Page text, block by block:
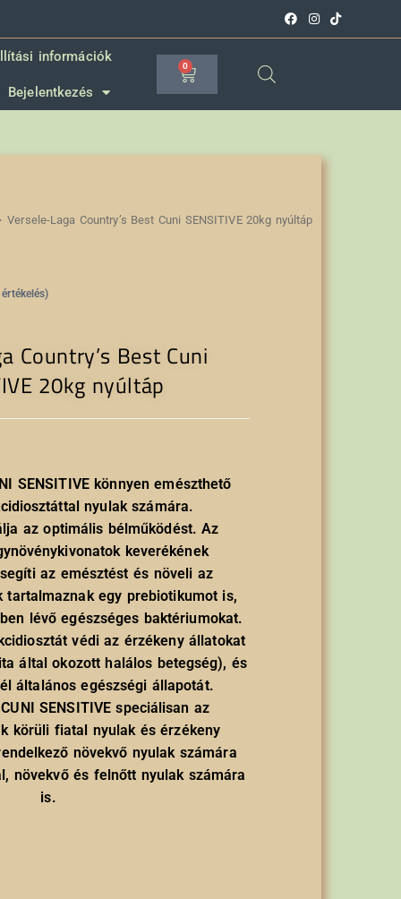
információk
Bejelentkezés
0
Versele-Laga Country’s Best Cuni SENSITIVE 20kg nyúltáp
Country’s Best Cuni
20kg nyúltáp
SENSITIVE könnyen emészthető
nyulak számára.
az optimális bélműködést. Az
keverékének
az emésztést és növeli az
tartalmaznak egy prebiotikumot is,
lévő egészséges baktériumokat.
védi az érzékeny állatokat
által okozott halálos betegség), és
általános egészségi állapotát.
SENSITIVE speciálisan az
körüli fiatal nyulak és érzékeny
növekvő nyulak számára
növekvő és felnőtt nyulak számára
is.